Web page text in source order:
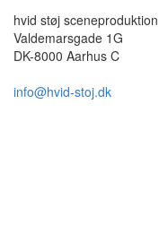
hvid støj sceneproduktion
Valdemarsgade 1G
DK-8000 Aarhus C
info@hvid-stoj.dk